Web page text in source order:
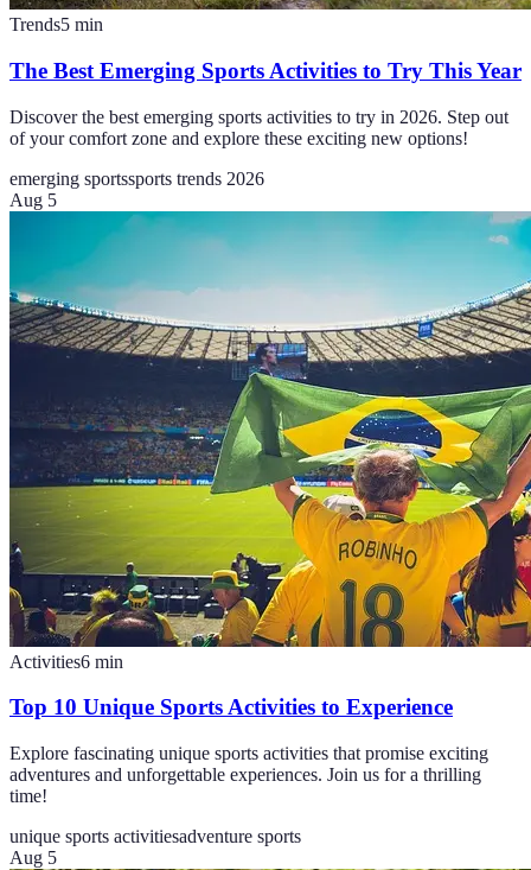
Trends5 min
The Best Emerging Sports Activities to Try This Year
Discover the best emerging sports activities to try in 2026. Step out
of your comfort zone and explore these exciting new options!
emerging sportssports trends 2026
Aug 5
Activities6 min
Top 10 Unique Sports Activities to Experience
Explore fascinating unique sports activities that promise exciting
adventures and unforgettable experiences. Join us for a thrilling
time!
unique sports activitiesadventure sports
Aug 5